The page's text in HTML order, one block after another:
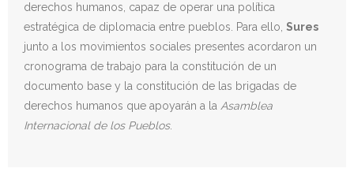
derechos humanos, capaz de operar una política
estratégica de diplomacia entre pueblos. Para ello, Sures
junto a los movimientos sociales presentes acordaron un
cronograma de trabajo para la constitución de un
documento base y la constitución de las brigadas de
derechos humanos que apoyarán a la Asamblea
Internacional de los Pueblos.